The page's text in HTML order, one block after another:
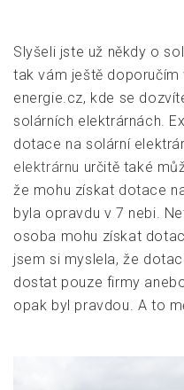
Slyšeli jste už někdy o
tak vám ještě
energie.cz, kde se
solárních elektrárnách.
dotace na solární
elektrárnu určitě také
že mohu získat dotace
byla opravdu v 7 nebi.
osoba mohu získat
jsem si myslela, že
dostat pouze firmy
opak byl pravdou. A to